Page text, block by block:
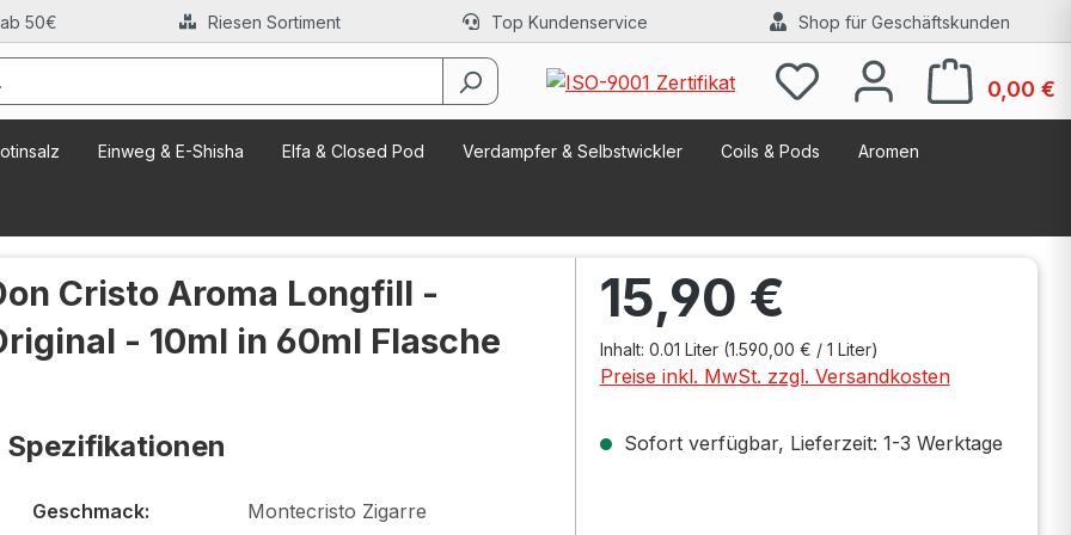
50€ Riesen Sortiment Top Kundenservice Shop für Geschäftskunden
0,00 €
Einweg & E-Shisha Elfa & Closed Pod Verdampfer & Selbstwickler Coils & Pods Aromen
Cristo Aroma Longfill -
- 10ml in 60ml Flasche
Spezifikationen
Geschmack:
Montecristo Zigarre
15,90 €
Inhalt: 0.01 Liter (1.590,00 € / 1 Liter)
Preise inkl. MwSt. zzgl. Versandkosten
Sofort verfügbar, Lieferzeit: 1-3 Werktage